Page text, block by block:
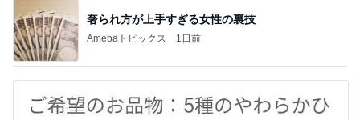
奢られ方が上手すぎる女性の裏技
Amebaトピックス 1日前